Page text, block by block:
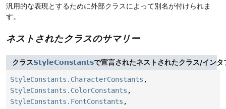
汎用的な表現とするために外部クラスによって別名が付けられま
す。
ネストされたクラスのサマリー
クラスStyleConstantsで宣言されたネストされたクラス/インタ
StyleConstants.CharacterConstants ,
StyleConstants.ColorConstants ,
StyleConstants.FontConstants ,